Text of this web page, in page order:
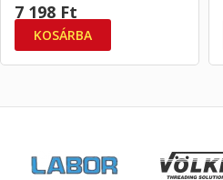
7 198 Ft
KOSÁRBA